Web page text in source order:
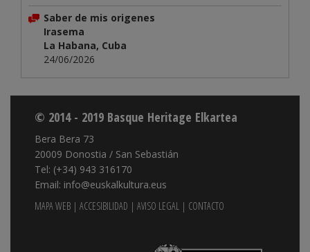
Saber de mis origenes
Irasema
La Habana, Cuba
24/06/2026
© 2014 - 2019 Basque Heritage Elkartea
Bera Bera 73
20009 Donostia / San Sebastián
Tel: (+34) 943 316170
Email: info@euskalkultura.eus
MAPA WEB | ACCESIBILIDAD | AVISO LEGAL | CONTACTO